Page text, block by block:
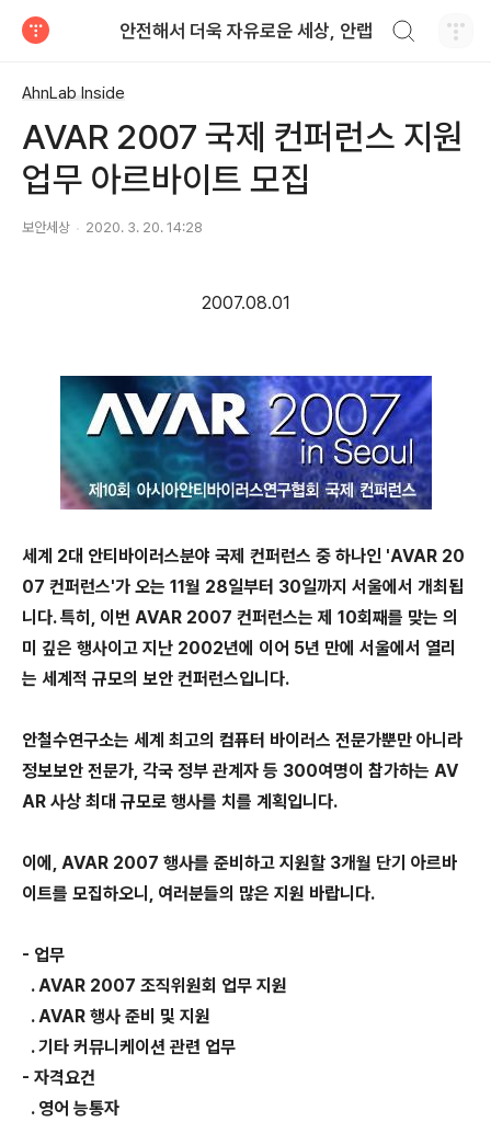
안전해서 더욱 자유로운 세상, 안랩
AhnLab Inside
AVAR 2007 국제 컨퍼런스 지원
업무 아르바이트 모집
보안세상 2020. 3. 20. 14:28
2007.08.01
세계 2대 안티바이러스분야 국제 컨퍼런스 중 하나인 'AVAR 20
07 컨퍼런스'가 오는 11월 28일부터 30일까지 서울에서 개최됩
니다. 특히, 이번 AVAR 2007 컨퍼런스는 제 10회째를 맞는 의
미 깊은 행사이고 지난 2002년에 이어 5년 만에 서울에서 열리
는 세계적 규모의 보안 컨퍼런스입니다.
안철수연구소는 세계 최고의 컴퓨터 바이러스 전문가뿐만 아니라
정보보안 전문가, 각국 정부 관계자 등 300여명이 참가하는 AV
AR 사상 최대 규모로 행사를 치를 계획입니다.
이에, AVAR 2007 행사를 준비하고 지원할 3개월 단기 아르바
이트를 모집하오니, 여러분들의 많은 지원 바랍니다.
- 업무
. AVAR 2007 조직위원회 업무 지원
. AVAR 행사 준비 및 지원
. 기타 커뮤니케이션 관련 업무
- 자격요건
. 영어 능통자